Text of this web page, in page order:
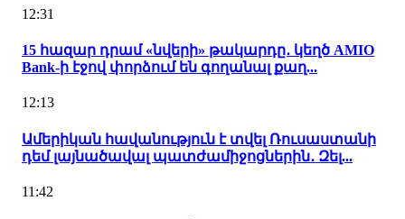
12:31
15 հազար դրամ «նվերի» թակարդը․ կեղծ AMIO
Bank-ի էջով փորձում են գողանալ քաղ...
12:13
Ամերիկան հավանություն է տվել Ռուսաստանի
դեմ լայնածավալ պատժամիջոցներին․ Զել...
11:42